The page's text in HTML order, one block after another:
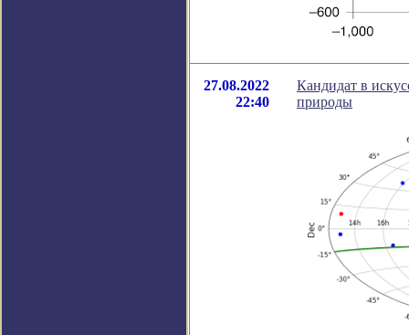
27.08.2022
22:40
Кандидат в
природы